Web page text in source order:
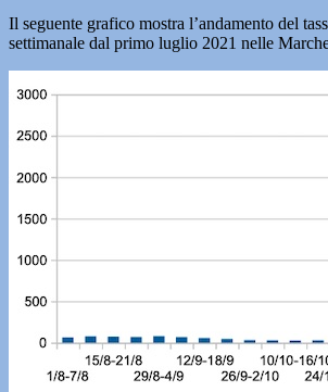
Il seguente grafico mostra l’andamento del
settimanale dal primo luglio 2021 nelle